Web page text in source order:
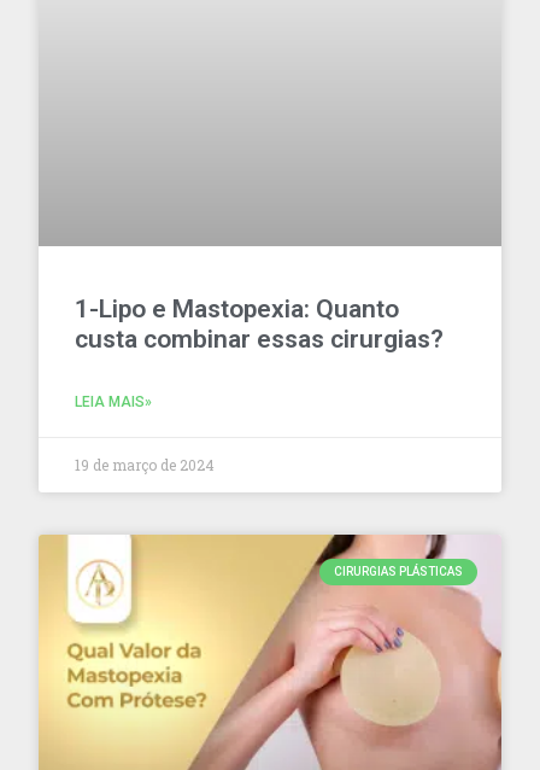
1-Lipo e Mastopexia: Quanto
custa combinar essas cirurgias?
LEIA MAIS»
19 de março de 2024
CIRURGIAS PLÁSTICAS